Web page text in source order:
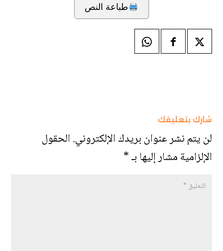
طباعة النص
شارك بتعليقك
لن يتم نشر عنوان بريدك الإلكتروني.الحقول
الإلزامية مشار إليها بـ*